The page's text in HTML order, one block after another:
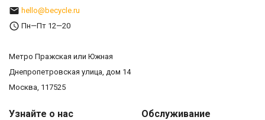
hello@becycle.ru
Пн—Пт 12—20
Метро Пражская или Южная
Днепропетровская улица, дом 14
Москва, 117525
Узнайте о нас
Обслуживание